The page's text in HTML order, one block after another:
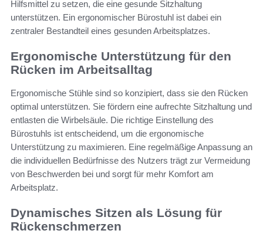
Hilfsmittel zu setzen, die eine gesunde Sitzhaltung
unterstützen. Ein ergonomischer Bürostuhl ist dabei ein
zentraler Bestandteil eines gesunden Arbeitsplatzes.
Ergonomische Unterstützung für den
Rücken im Arbeitsalltag
Ergonomische Stühle sind so konzipiert, dass sie den Rücken
optimal unterstützen. Sie fördern eine aufrechte Sitzhaltung und
entlasten die Wirbelsäule. Die richtige Einstellung des
Bürostuhls ist entscheidend, um die ergonomische
Unterstützung zu maximieren. Eine regelmäßige Anpassung an
die individuellen Bedürfnisse des Nutzers trägt zur Vermeidung
von Beschwerden bei und sorgt für mehr Komfort am
Arbeitsplatz.
Dynamisches Sitzen als Lösung für
Rückenschmerzen